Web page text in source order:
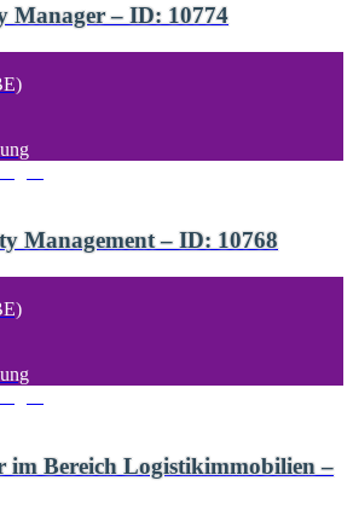
Manager – ID: 10774
Management – ID: 10768
im Bereich Logistikimmobilien –